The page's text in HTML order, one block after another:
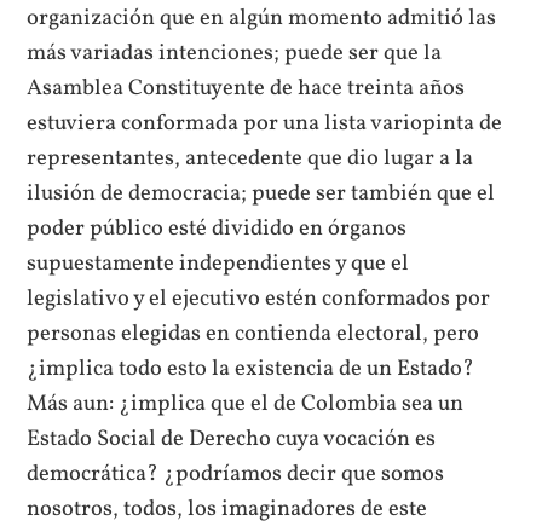
organización que en algún momento admitió las
más variadas intenciones; puede ser que la
Asamblea Constituyente de hace treinta años
estuviera conformada por una lista variopinta de
representantes, antecedente que dio lugar a la
ilusión de democracia; puede ser también que el
poder público esté dividido en órganos
supuestamente independientes y que el
legislativo y el ejecutivo estén conformados por
personas elegidas en contienda electoral, pero
¿implica todo esto la existencia de un Estado?
Más aun: ¿implica que el de Colombia sea un
Estado Social de Derecho cuya vocación es
democrática? ¿podríamos decir que somos
nosotros, todos, los imaginadores de este